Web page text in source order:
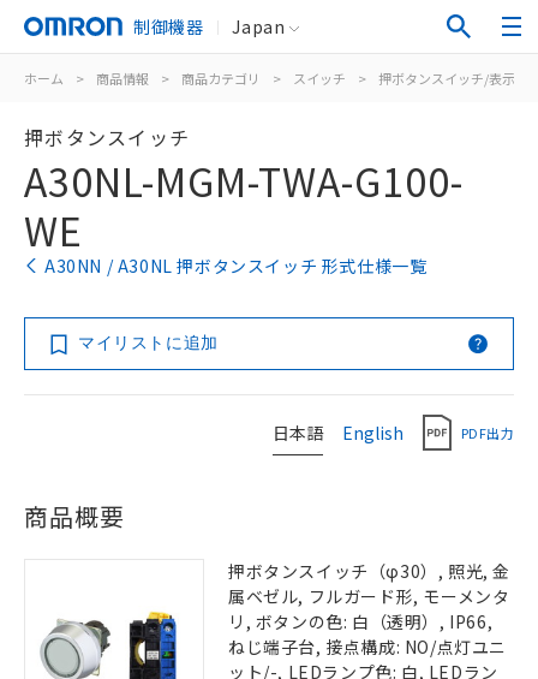
制御機器 Japan
ホーム > 商品情報 > 商品カテゴリ > スイッチ > 押ボタンスイッチ/表示灯
押ボタンスイッチ
A30NL-MGM-TWA-G100-
WE
A30NN / A30NL 押ボタンスイッチ 形式仕様一覧
マイリストに追加
日本語 English PDF出力
商品概要
押ボタンスイッチ（φ30）, 照光, 金
属ベゼル, フルガード形, モーメンタ
リ, ボタンの色: 白（透明）, IP66,
ねじ端子台, 接点構成: NO/点灯ユニ
ット/-, LEDランプ色: 白, LEDラン